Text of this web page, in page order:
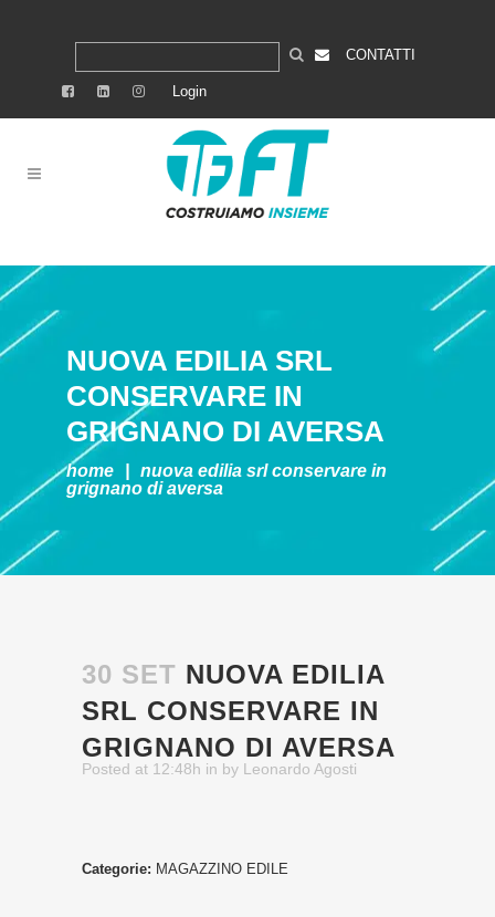
CONTATTI
Login
NUOVA EDILIA SRL
CONSERVARE IN
GRIGNANO DI AVERSA
home nuova edilia srlconservare in
grignano di aversa
30 SET NUOVA EDILIA
SRL CONSERVARE IN
GRIGNANO DI AVERSA
Posted at 12:48h in by Leonardo Agosti
Categorie: MAGAZZINO EDILE